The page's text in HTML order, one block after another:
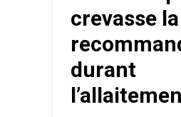
crevasse
durant